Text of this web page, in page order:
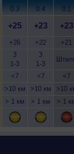
0.3
+25
+26
З
1-3
<7
>10 км
> 1 км
0.4
+23
+22
З
1-3
<7
>10 км
> 1 км
0.1
+23
+21
<7
>10
> 1